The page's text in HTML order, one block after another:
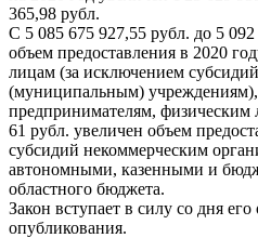
365,98 рубл.
С 5 085 675 927,55 рубл. до 5
объем предоставления в 2020
лицам (за исключением
(муниципальным)
предпринимателям, физическим
61 рубл. увеличен объем
субсидий некоммерческим
автономными, казенными и
областного бюджета.
Закон вступает в силу со дня
опубликования.